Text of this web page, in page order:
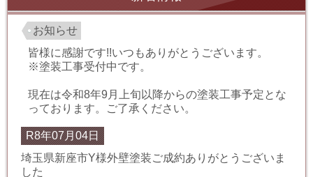
お知らせ
皆様に感謝です!!いつもありがとうございます。
※塗装工事受付中です。
現在は令和8年9月上旬以降からの塗装工事予定とな
っております。ご了承ください。
R8年07月04日
埼玉県新座市Y様外壁塗装ご成約ありがとうございま
した